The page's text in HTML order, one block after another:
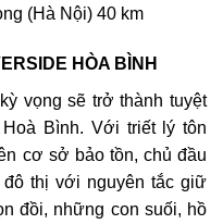
(Hà Nội) 40 km
HÒA BÌNH
vọng sẽ trở thành tuyệt
Bình. Với triết lý tôn
cơ sở bảo tồn, chủ đầu
thị với nguyên tắc giữ
đồi, những con suối, hồ